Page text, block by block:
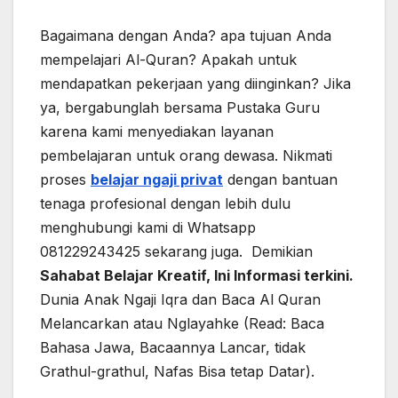
Bagaimana dengan Anda? apa tujuan Anda
mempelajari Al-Quran? Apakah untuk
mendapatkan pekerjaan yang diinginkan? Jika
ya, bergabunglah bersama Pustaka Guru
karena kami menyediakan layanan
pembelajaran untuk orang dewasa. Nikmati
proses belajar ngaji privat dengan bantuan
tenaga profesional dengan lebih dulu
menghubungi kami di Whatsapp
081229243425 sekarang juga. Demikian
Sahabat Belajar Kreatif, Ini Informasi terkini.
Dunia Anak Ngaji Iqra dan Baca Al Quran
Melancarkan atau Nglayahke (Read: Baca
Bahasa Jawa, Bacaannya Lancar, tidak
Grathul-grathul, Nafas Bisa tetap Datar).